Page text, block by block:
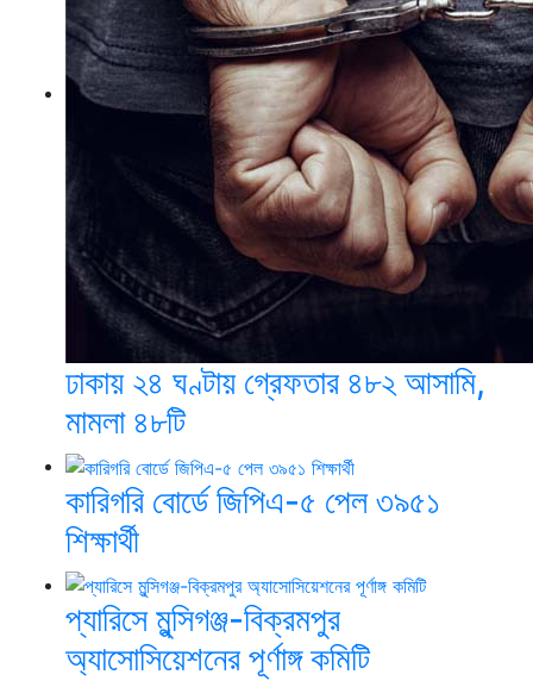
ঢাকায় ২৪ ঘণ্টায় গ্রেফতার ৪৮২ আসামি,
মামলা ৪৮টি
কারিগরি বোর্ডে জিপিএ-৫ পেল ৩৯৫১
শিক্ষার্থী
প্যারিসে মুন্সিগঞ্জ-বিক্রমপুর
অ্যাসোসিয়েশনের পূর্ণাঙ্গ কমিটি